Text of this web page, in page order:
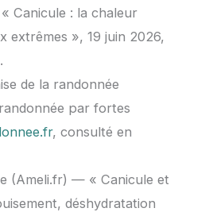
Canicule : la chaleur
extrêmes », 19 juin 2026,
.
de la randonnée
par fortes
, consulté en
(Ameli.fr) — « Canicule et
déshydratation